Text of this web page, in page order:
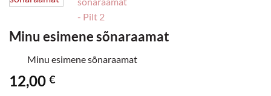
Minu esimene sõnaraamat
Minu esimene sõnaraamat
12,00 €